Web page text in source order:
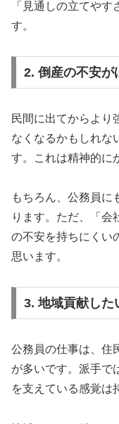
「見通しの立てや
す。
2. 倒産の不安が
民間に出てからより
なくなるかもしれな
す。これは精神的に
もちろん、公務員に
ります。ただ、「会
の不安を持ちにくい
思います。
3. 地域貢献した
公務員の仕事は、住
が多いです。派手で
を支えている感覚は